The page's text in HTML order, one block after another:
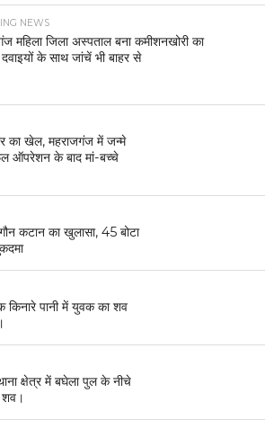
NEWS
महिला जिला अस्पताल बना कमीशनखोरी का
के साथ जांचें भी बाहर से
का खेल, महराजगंज में जन्मे
ऑपरेशन के बाद मां-बच्चे
कटान का खुलासा, 45 बोटा
किनारे पानी में युवक का शव
क्षेत्र में बघेला पुल के नीचे
शव।